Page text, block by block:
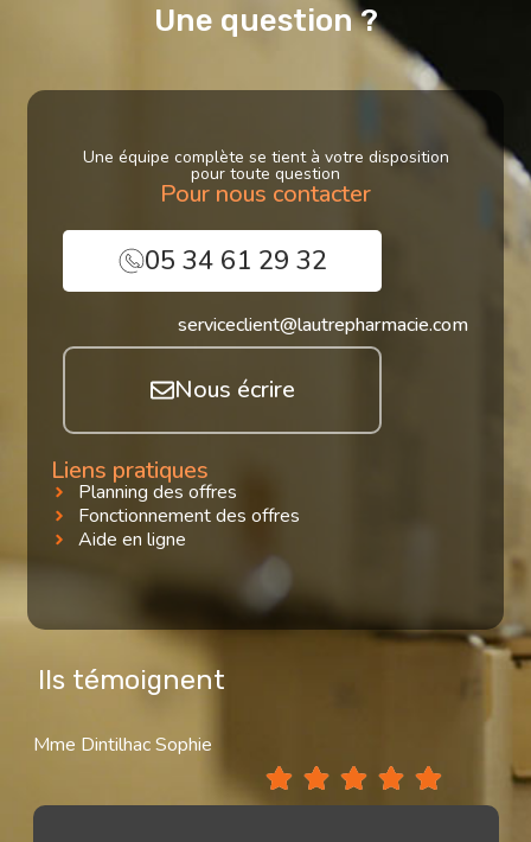
Une question ?
Une équipe complète se tient à votre disposition
pour toute question
Pour nous contacter
05 34 61 29 32
serviceclient@lautrepharmacie.com
Nous écrire
Liens pratiques
Planning des offres
Fonctionnement des offres
Aide en ligne
Ils témoignent
Mme Dintilhac Sophie